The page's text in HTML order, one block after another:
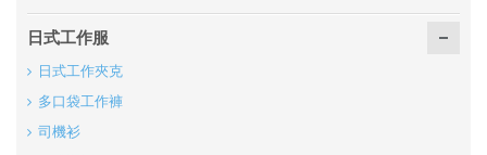
日式工作服
日式工作夾克
多口袋工作褲
司機衫